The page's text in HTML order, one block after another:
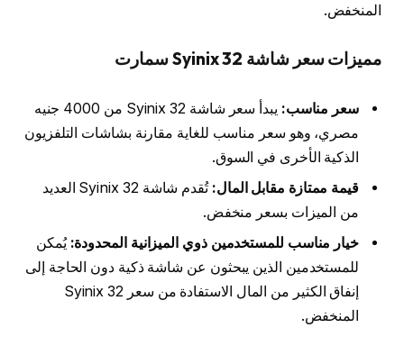
المنخفض.
مميزات سعر شاشة Syinix 32 سمارت
سعر مناسب:
يبدأ سعر شاشة Syinix 32 من 4000 جنيه
مصري، وهو سعر مناسب للغاية مقارنة بشاشات التلفزيون
الذكية الأخرى في السوق.
قيمة ممتازة مقابل المال:
تُقدم شاشة Syinix 32 العديد
من الميزات بسعر منخفض.
خيار مناسب للمستخدمين ذوي الميزانية المحدودة: يُمكن
للمستخدمين الذين يبحثون عن شاشة ذكية دون الحاجة إلى
إنفاق الكثير من المال الاستفادة من سعر Syinix 32
المنخفض.